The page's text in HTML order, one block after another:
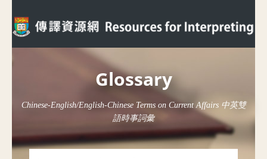
Glossary
Chinese-English/English-Chinese Terms on Current Affairs 中英雙
語時事詞彙